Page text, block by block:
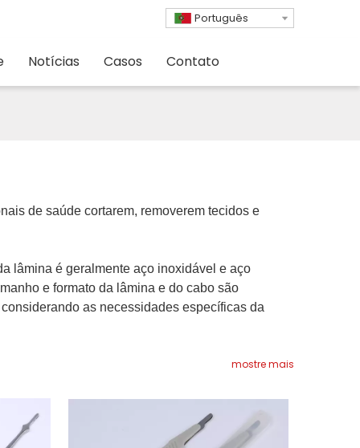
Português
Notícias Casos Contato
de saúde cortarem, removerem tecidos e
lâmina é geralmente aço inoxidável e aço
e formato da lâmina e do cabo são
as necessidades específicas da
mostre mais